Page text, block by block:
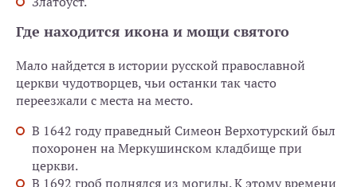
Где находится икона и мощи святого
Мало найдется в истории русской православной
церкви чудотворцев, чьи останки так часто
переезжали с места на место.
В 1642 году праведный Симеон Верхотурский был
похоронен на Меркушинском кладбище при
церкви.
В 1692 гроб поднялся из могилы. К этому времени